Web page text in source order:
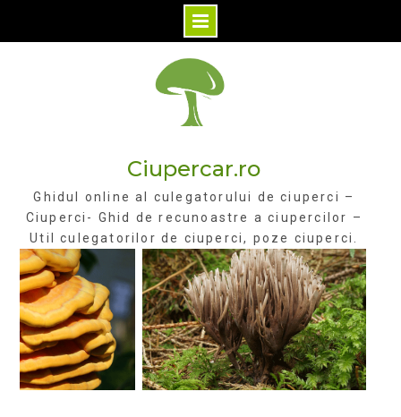
Ciupercar.ro
Ghidul online al culegatorului de ciuperci –
Ciuperci- Ghid de recunoastre a ciupercilor –
Util culegatorilor de ciuperci, poze ciuperci.